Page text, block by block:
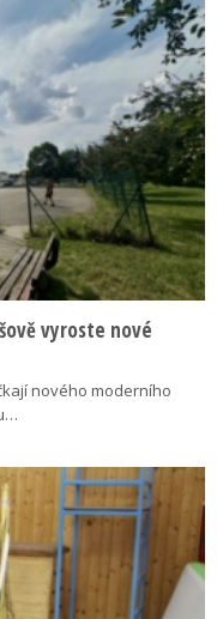
vyroste nové
nového moderního